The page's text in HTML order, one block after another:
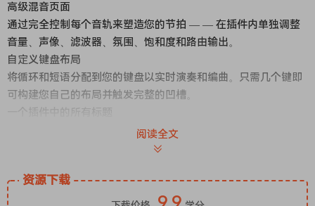
高级混音页面
通过完全控制每个音轨来塑造您的节拍 — — 在插件内单独调整
音量、声像、滤波器、氛围、饱和度和路由输出。
自定义键盘布局
将循环和短语分配到您的键盘以实时演奏和编曲。只需几个键即
可构建您自己的布局并触发完整的凹槽。
无需再加载单独的乐器。Beatmaker 3 让您可以从一个地方访问
您拥有的每个标题 — — 通过统一的控制、更快的工作流程和即
Authentic Beats for Any Genre
All your Beatmakers, all your beats—organized, playable,
阅读全文
资源下载